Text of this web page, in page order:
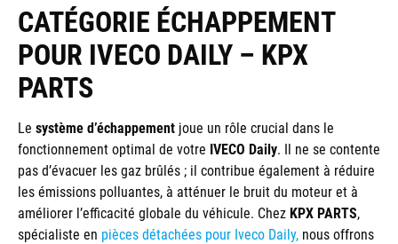
CATÉGORIE ÉCHAPPEMENT
POUR IVECO DAILY – KPX
PARTS
Le système d’échappement joue un rôle crucial dans le
fonctionnement optimal de votre IVECO Daily. Il ne se contente
pas d’évacuer les gaz brûlés ; il contribue également à réduire
les émissions polluantes, à atténuer le bruit du moteur et à
améliorer l’efficacité globale du véhicule. Chez KPX PARTS,
spécialiste en pièces détachées pour Iveco Daily, nous offrons